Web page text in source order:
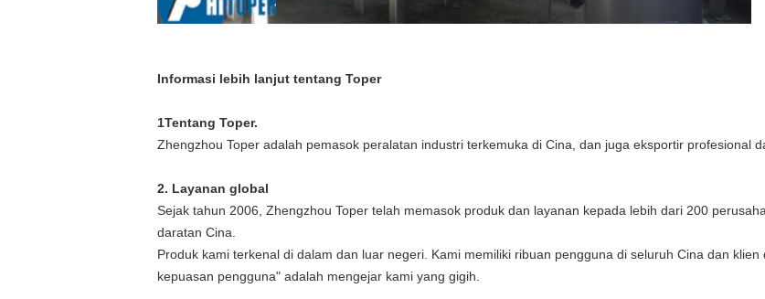
Informasi lebih lanjut tentang Toper
1Tentang Toper.
Zhengzhou Toper adalah pemasok peralatan industri terkemuka di Cina, dan juga eksportir profesional
2. Layanan global
Sejak tahun 2006, Zhengzhou Toper telah memasok produk dan layanan kepada lebih dari 200
daratan Cina.
Produk kami terkenal di dalam dan luar negeri. Kami memiliki ribuan pengguna di seluruh Cina dan
kepuasan pengguna" adalah mengejar kami yang gigih.